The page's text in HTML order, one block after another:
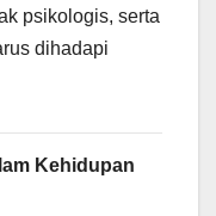
psikologis, serta
dihadapi
Kehidupan